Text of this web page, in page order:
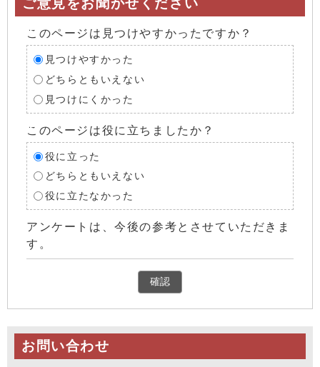
ご意見をお聞かせください
このページは見つけやすかったですか？
見つけやすかった
どちらともいえない
見つけにくかった
このページは役に立ちましたか？
役に立った
どちらともいえない
役に立たなかった
アンケートは、今後の参考とさせていただきま
す。
確認
お問い合わせ